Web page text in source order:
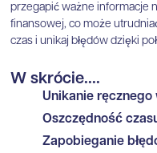
przegapić ważne informacje
finansowej, co może
czas i unikaj błędów dzięki
W skrócie....
Unikanie
Oszczędność
Zapobieganie